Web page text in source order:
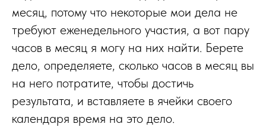
месяц, потому что некоторые мои дела не
требуют еженедельного участия, а вот пару
часов в месяц я могу на них найти. Берете
дело, определяете, сколько часов в месяц вы
на него потратите, чтобы достичь
результата, и вставляете в ячейки своего
календаря время на это дело.